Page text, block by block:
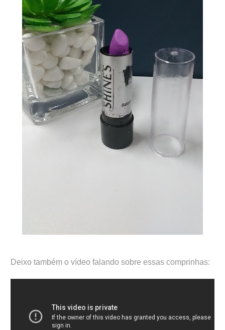
Deixo também o vídeo falando sobre essas comprinhas: